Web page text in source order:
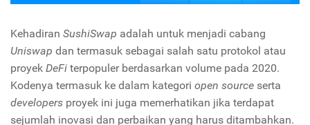
Kehadiran SushiSwap adalah untuk menjadi cabang
Uniswap dan termasuk sebagai salah satu protokol atau
proyek DeFi terpopuler berdasarkan volume pada 2020.
Kodenya termasuk ke dalam kategori open source serta
developers proyek ini juga memerhatikan jika terdapat
sejumlah inovasi dan perbaikan yang harus ditambahkan.